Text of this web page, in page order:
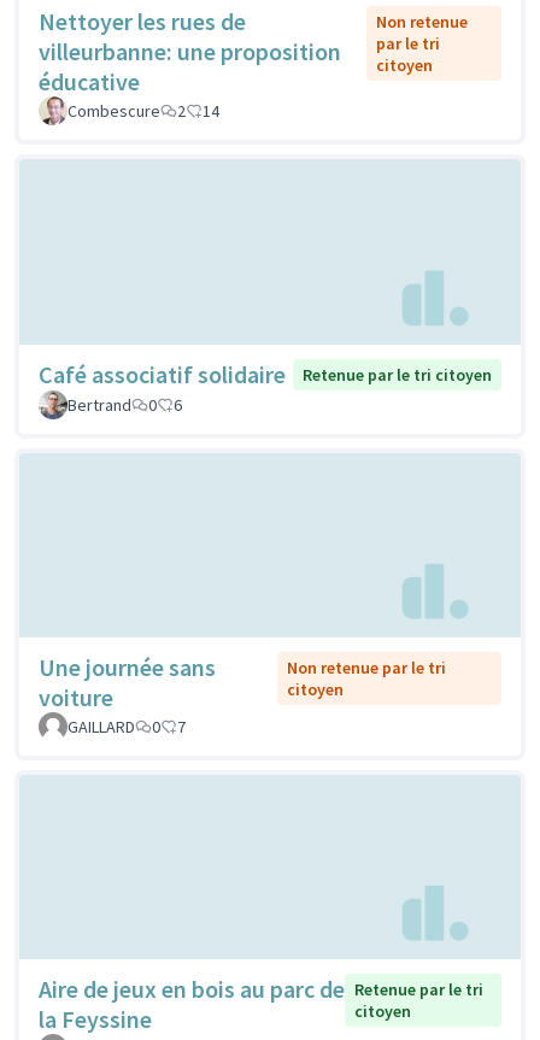
Nettoyer les rues de
villeurbanne: une proposition
éducative
Non retenue
par le tri
citoyen
Combescure 2 14
Café associatif solidaire
Retenue par le tri citoyen
Bertrand
0 6
Une journée sans
voiture
Non retenue par le tri
citoyen
GAILLARD
0 7
Aire de jeux en bois au parc de
la Feyssine
Retenue par le tri
citoyen